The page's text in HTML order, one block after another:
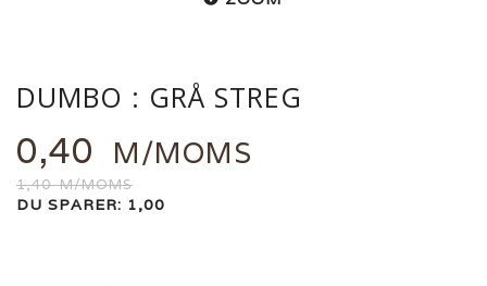
DUMBO : GRÅ STREG
0,40 M/MOMS
1,40M/MOMS
DU SPARER: 1,00